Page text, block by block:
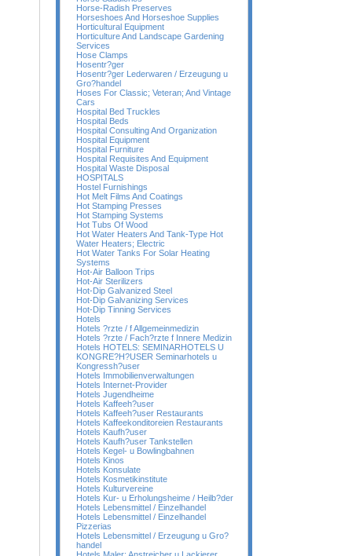
Horse-Radish Preserves
Horseshoes And Horseshoe Supplies
Horticultural Equipment
Horticulture And Landscape Gardening
Services
Hose Clamps
Hosentr?ger
Hosentr?ger Lederwaren / Erzeugung u
Gro?handel
Hoses For Classic; Veteran; And Vintage
Cars
Hospital Bed Truckles
Hospital Beds
Hospital Consulting And Organization
Hospital Equipment
Hospital Furniture
Hospital Requisites And Equipment
Hospital Waste Disposal
HOSPITALS
Hostel Furnishings
Hot Melt Films And Coatings
Hot Stamping Presses
Hot Stamping Systems
Hot Tubs Of Wood
Hot Water Heaters And Tank-Type Hot
Water Heaters; Electric
Hot Water Tanks For Solar Heating
Systems
Hot-Air Balloon Trips
Hot-Air Sterilizers
Hot-Dip Galvanized Steel
Hot-Dip Galvanizing Services
Hot-Dip Tinning Services
Hotels
Hotels ?rzte / f Allgemeinmedizin
Hotels ?rzte / Fach?rzte f Innere Medizin
Hotels HOTELS: SEMINARHOTELS U
KONGRE?H?USER Seminarhotels u
Kongressh?user
Hotels Immobilienverwaltungen
Hotels Internet-Provider
Hotels Jugendheime
Hotels Kaffeeh?user
Hotels Kaffeeh?user Restaurants
Hotels Kaffeekonditoreien Restaurants
Hotels Kaufh?user
Hotels Kaufh?user Tankstellen
Hotels Kegel- u Bowlingbahnen
Hotels Kinos
Hotels Konsulate
Hotels Kosmetikinstitute
Hotels Kulturvereine
Hotels Kur- u Erholungsheime / Heilb?der
Hotels Lebensmittel / Einzelhandel
Hotels Lebensmittel / Einzelhandel
Pizzerias
Hotels Lebensmittel / Erzeugung u Gro?
handel